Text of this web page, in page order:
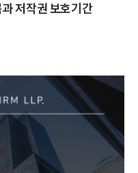
저작권 보호기간